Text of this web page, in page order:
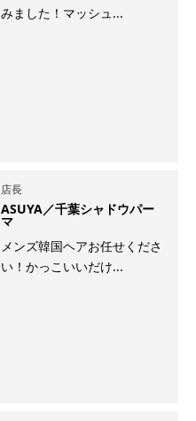
みました！マッシュ...
店長
ASUYA／千葉シャドウパー
マ
メンズ韓国ヘアお任せくださ
い！かっこいいだけ...